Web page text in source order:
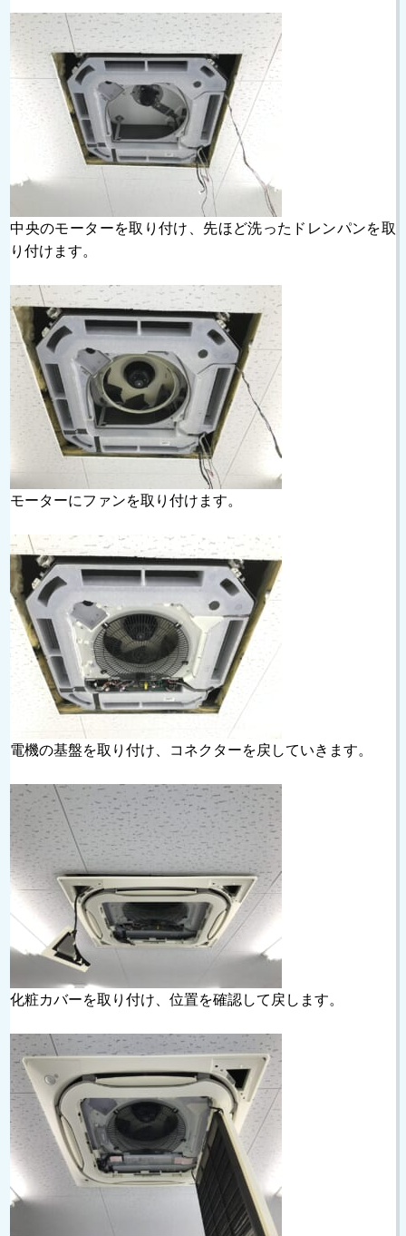
中央のモーターを取り付け、先ほど洗ったドレンパンを取
り付けます。
モーターにファンを取り付けます。
電機の基盤を取り付け、コネクターを戻していきます。
化粧カバーを取り付け、位置を確認して戻します。